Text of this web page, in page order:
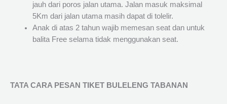
jauh dari poros jalan utama. Jalan masuk maksimal
5Km dari jalan utama masih dapat di tolelir.
Anak di atas 2 tahun wajib memesan seat dan untuk
balita Free selama tidak menggunakan seat.
TATA CARA PESAN TIKET BULELENG TABANAN